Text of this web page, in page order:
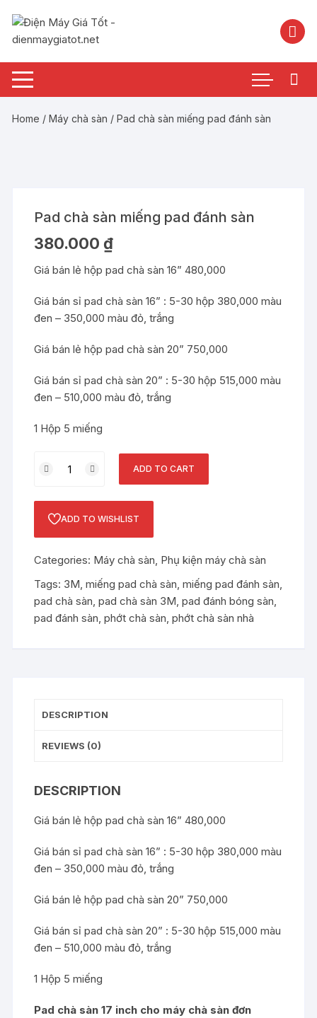
nội
Home /Máy chà sàn / Pad chà sàn miếng pad đánh sàn
Pad chà sàn miếng pad đánh sàn
380.000 ₫
Giá bán lẻ hộp pad chà sàn 16” 480,000
Giá bán sỉ pad chà sàn 16” : 5-30 hộp 380,000 màu
đen – 350,000 màu đỏ, trắng
Giá bán lẻ hộp pad chà sàn 20” 750,000
Giá bán sỉ pad chà sàn 20” : 5-30 hộp 515,000 màu
đen – 510,000 màu đỏ, trắng
1 Hộp 5 miếng
chà
miếng
pad
sàn
quantity
ADD TO CART
ADD TO WISHLIST
Categories: Máy chà sàn, Phụ kiện máy chà sàn
Tags: 3M,miếng pad chà sàn,miếng pad đánh sàn,
pad chà sàn,pad chà sàn 3M,pad đánh bóng sàn,
pad đánh sàn,phớt chà sàn,phớt chà sàn nhà
DESCRIPTION
REVIEWS (0)
DESCRIPTION
Giá bán lẻ hộp pad chà sàn 16” 480,000
Giá bán sỉ pad chà sàn 16” : 5-30 hộp 380,000 màu
đen – 350,000 màu đỏ, trắng
Giá bán lẻ hộp pad chà sàn 20” 750,000
Giá bán sỉ pad chà sàn 20” : 5-30 hộp 515,000 màu
đen – 510,000 màu đỏ, trắng
1 Hộp 5 miếng
Pad chà sàn 17 inch cho máy chà sàn đơn